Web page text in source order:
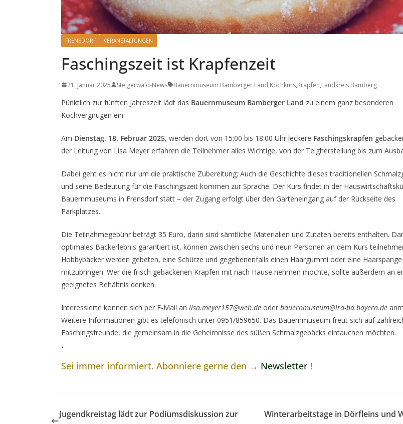
FRENSDORF VERANSTALTUNGEN
Faschingszeit ist Krapfenzeit
21. Januar 2025 Steigerwald-News Bauernmuseum Bamberger Land,Kochkurs,Krapfen,Landkreis Bamberg
Pünktlich zur fünften Jahreszeit lädt das Bauernmuseum Bamberger Land zu einem ganz besonderen
Kochvergnügen ein:
Am Dienstag, 18. Februar 2025, werden dort von 15:00 bis 18:00 Uhr leckere Faschingskrapfen
der Leitung von Lisa Meyer erfahren die Teilnehmer alles Wichtige, von der Teigherstellung bis zum
Dabei geht es nicht nur um die praktische Zubereitung: Auch die Geschichte dieses traditionellen
und seine Bedeutung für die Faschingszeit kommen zur Sprache. Der Kurs findet in der
Bauernmuseums in Frensdorf statt – der Zugang erfolgt über den Garteneingang auf der Rückseite des
Parkplatzes.
Die Teilnahmegebühr beträgt 35 Euro, darin sind sämtliche Materialien und Zutaten bereits enthalten.
optimales Backerlebnis garantiert ist, können zwischen sechs und neun Personen an dem Kurs
Hobbybäcker werden gebeten, eine Schürze und gegebenenfalls einen Haargummi oder eine Haarspange
mitzubringen. Wer die frisch gebackenen Krapfen mit nach Hause nehmen möchte, sollte außerdem an
geeignetes Behältnis denken.
Interessierte können sich per E-Mail an lisa.meyer157@web.de oder bauernmuseum@lra-ba.bayern.de
Weitere Informationen gibt es telefonisch unter 0951/859650. Das Bauernmuseum freut sich auf
Faschingsfreunde, die gemeinsam in die Geheimnisse des süßen Schmalzgebäcks eintauchen möchten.
.
Sei immer informiert. Abonniere gerne den → Newsletter !
Jugendkreistag lädt zur Podiumsdiskussion zur
Winterarbeitstage in Dörfleins und